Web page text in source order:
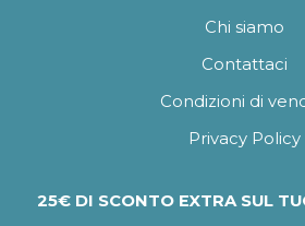
Chi siamo
Contattaci
Condizioni di
Privacy Policy
25€ DI SCONTO EXTRA SUL